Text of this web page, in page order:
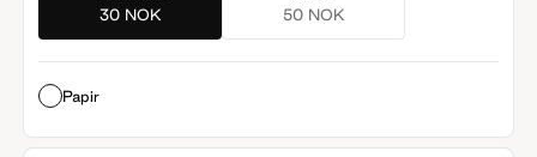
30 NOK
50 NOK
Papir